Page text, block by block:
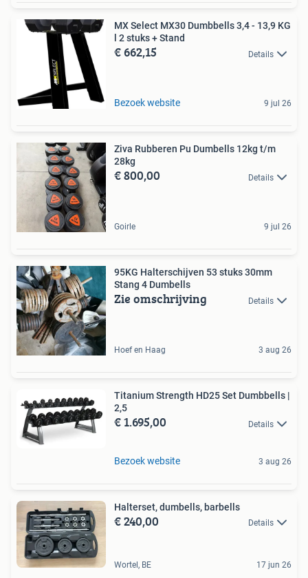
MX Select MX30 Dumbbells 3,4 - 13,9 KG
l 2 stuks + Stand
€ 662,15 Details
Bezoek website 9 jul 26
Ziva Rubberen Pu Dumbells 12kg t/m
28kg
€ 800,00 Details
Goirle 9 jul 26
95KG Halterschijven 53 stuks 30mm
Stang 4 Dumbells
Zie omschrijving Details
Hoef en Haag 3 aug 26
Titanium Strength HD25 Set Dumbbells |
2,5
€ 1.695,00 Details
Bezoek website 3 aug 26
Halterset, dumbells, barbells
€ 240,00 Details
Wortel, BE 17 jun 26